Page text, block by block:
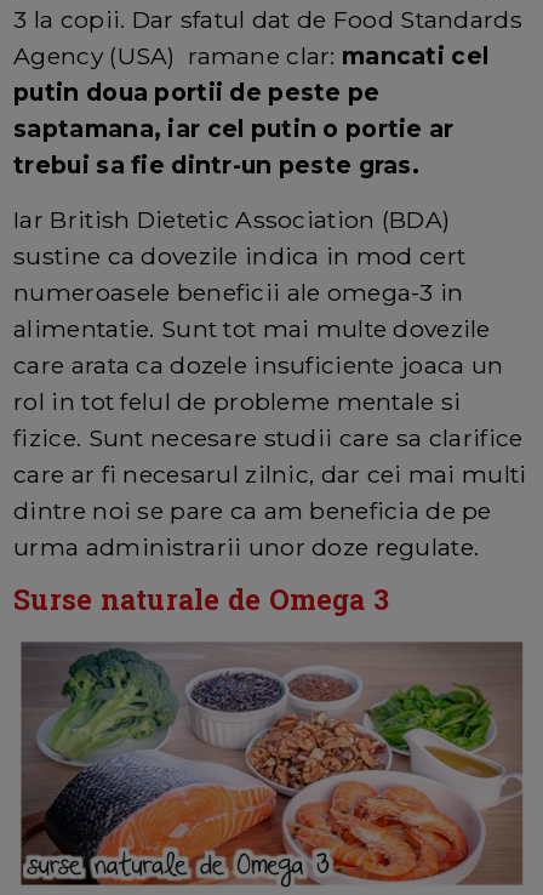
3 la copii. Dar sfatul dat de Food Standards
Agency (USA) ramane clar: mancati cel
putin doua portii de peste pe
saptamana, iar cel putin o portie ar
trebui sa fie dintr-un peste gras.
Iar British Dietetic Association (BDA)
sustine ca dovezile indica in mod cert
numeroasele beneficii ale omega-3 in
alimentatie. Sunt tot mai multe dovezile
care arata ca dozele insuficiente joaca un
rol in tot felul de probleme mentale si
fizice. Sunt necesare studii care sa clarifice
care ar fi necesarul zilnic, dar cei mai multi
dintre noi se pare ca am beneficia de pe
urma administrarii unor doze regulate.
Surse naturale de Omega 3